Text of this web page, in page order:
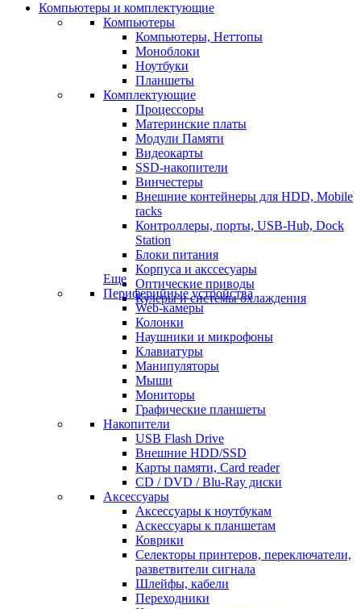
Компьютеры и комплектующие
Компьютеры
Компьютеры, Неттопы
Моноблоки
Ноутбуки
Планшеты
Комплектующие
Процессоры
Материнские платы
Модули Памяти
Видеокарты
SSD-накопители
Винчестеры
Внешние контейнеры для HDD, Mobile
racks
Контроллеры, порты, USB-Hub, Dock
Station
Блоки питания
Корпуса и акссесуары
Оптические приводы
Кулеры и системы охлаждения
Еще
Периферийные устройства
Web-камеры
Колонки
Наушники и микрофоны
Клавиатуры
Манипуляторы
Мыши
Мониторы
Графические планшеты
Накопители
USB Flash Drive
Внешние HDD/SSD
Карты памяти, Card reader
CD / DVD / Blu-Ray диски
Аксессуары
Аксессуары к ноутбукам
Аскессуары к планшетам
Коврики
Селекторы принтеров, переключатели,
разветвители сигнала
Шлейфы, кабели
Переходники